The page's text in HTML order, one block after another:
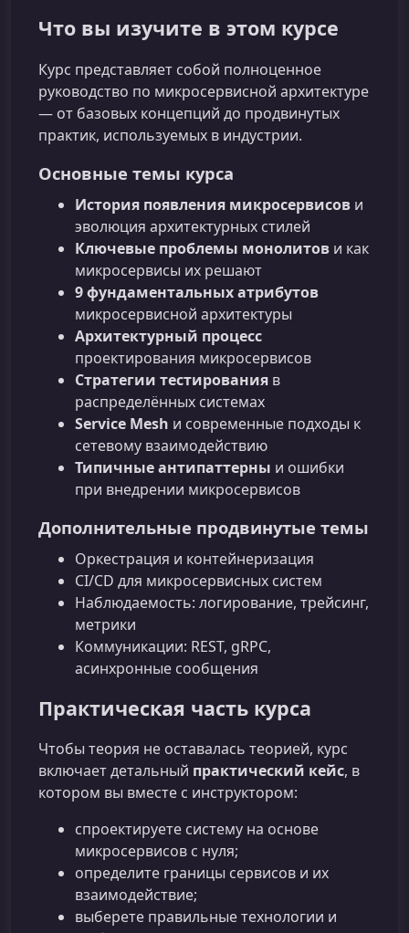
Что вы изучите в этом курсе
Курс представляет собой полноценное
руководство по микросервисной архитектуре
— от базовых концепций до продвинутых
практик, используемых в индустрии.
Основные темы курса
История появления микросервисов и
эволюция архитектурных стилей
Ключевые проблемы монолитов и как
микросервисы их решают
9 фундаментальных атрибутов
микросервисной архитектуры
Архитектурный процесс
проектирования микросервисов
Стратегии тестирования в
распределённых системах
Service Mesh и современные подходы к
сетевому взаимодействию
Типичные антипаттерны и ошибки
при внедрении микросервисов
Дополнительные продвинутые темы
Оркестрация и контейнеризация
CI/CD для микросервисных систем
Наблюдаемость: логирование, трейсинг,
метрики
Коммуникации: REST, gRPC,
асинхронные сообщения
Практическая часть курса
Чтобы теория не оставалась теорией, курс
включает детальный практический кейс, в
котором вы вместе с инструктором:
спроектируете систему на основе
микросервисов с нуля;
определите границы сервисов и их
взаимодействие;
выберете правильные технологии и